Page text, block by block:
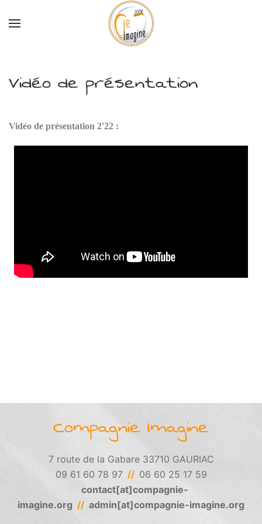
Accéder au contenu principal
Vidéo de présentation
Vidéo de présentation 2'22 :
Compagnie Imagine
7 route de la Gabare 33710 GAURIAC
09 61 60 78 97 // 06 60 25 17 59
contact[at]compagnie-
imagine.org // admin[at]compagnie-imagine.org